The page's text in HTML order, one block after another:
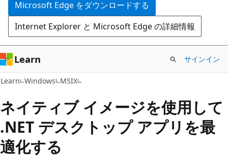
に
ス
キ
ッ
プ
Microsoft Edge をダウンロードする
Internet Explorer と Microsoft Edge の詳細情報
Learn サインイン
Learn Windows MSIX
ネイティブ イメージを使用して
.NET デスクトップ アプリを最
適化する